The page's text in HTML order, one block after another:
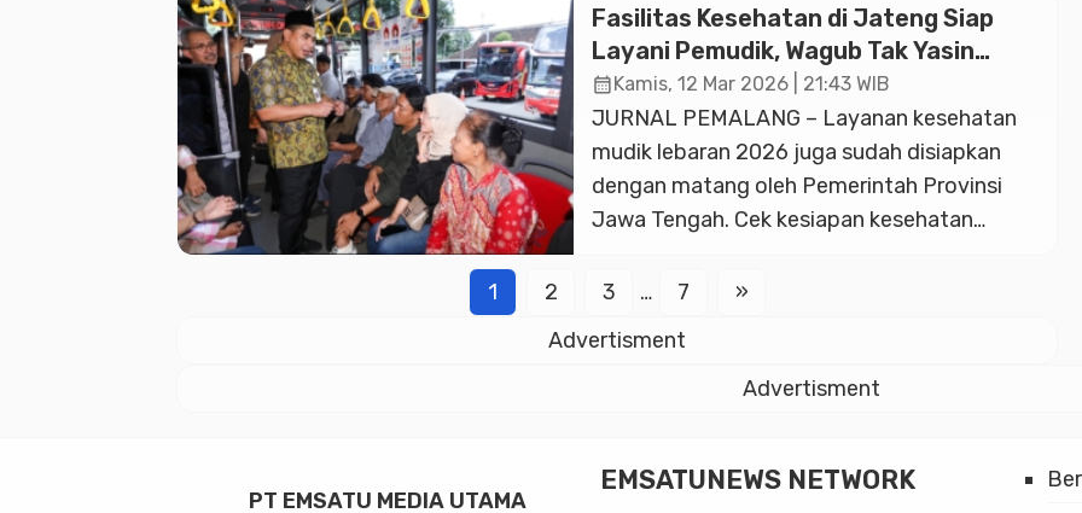
langkahnya di sebuah lorong bus. Di barisan
kursi paling belakang yang sunyi, ia menemui
Adelia Adinda Putri (25), pemudik asal
Sukoharjo yang berjuang melawan penyakit
hidrosefalus. Kondisi kesehatan Adelia […]
Fasilitas Kesehatan di Jateng Siap
Layani Pemudik, Wagub Tak Yasin
Minta Pengemudi dalam Kondisi Fit
calendar_monthKamis, 12 Mar 2026 | 21:43 WIB
JURNAL PEMALANG – Layanan kesehatan
mudik lebaran 2026 juga sudah disiapkan
dengan matang oleh Pemerintah Provinsi
Jawa Tengah. Cek kesiapan kesehatan
Yasin Maemoen (Gus Yasin) di terminal
Gubernur Jateng Ahmad Luthfi, Wagub
meminta kepada pengemudi maupun
1 2 3 … 7
»
Advertisment
Advertisment
PT EMSATU MEDIA UTAMA
EMSATUNEWS NETWORK